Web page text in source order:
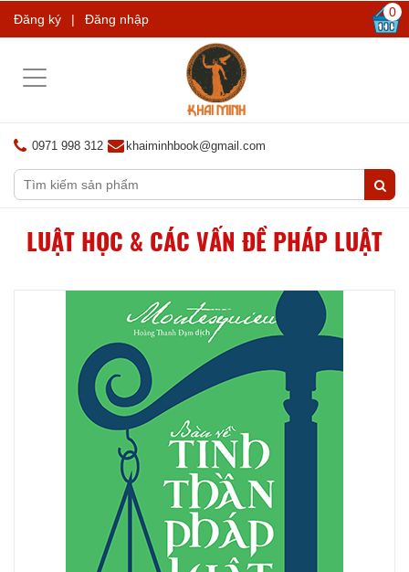
Đăng ký | Đăng nhập 0
Toggle
0971 998 312 khaiminhbook@gmail.com
LUẬT HỌC & CÁC VẤN ĐỀ PHÁP LUẬT